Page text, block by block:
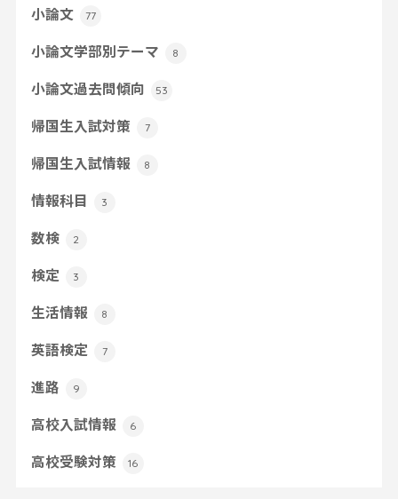
小論文 77
小論文学部別テーマ 8
小論文過去問傾向 53
帰国生入試対策 7
帰国生入試情報 8
情報科目 3
数検 2
検定 3
生活情報 8
英語検定 7
進路 9
高校入試情報 6
高校受験対策 16